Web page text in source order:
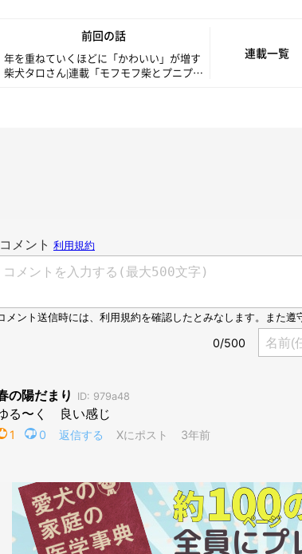
前回の話
年を重ねていくほどに「かわいい」が増す
柴犬タロさん|連載「モフモフ柴とプニプニ
連載一覧